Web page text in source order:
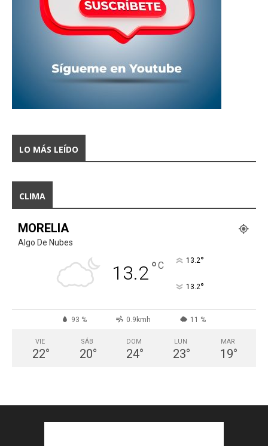
LO MÁS LEÍDO
CLIMA
MORELIA
Algo De Nubes
13.2°C 13.2°
13.2°
93 % 0.9kmh 11 %
VIE
22°
SÁB
20°
DOM
24°
LUN
23°
MAR
19°